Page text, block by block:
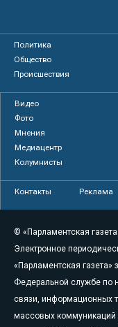
Политика
Общество
Происшествия
Видео
Фото
Мнения
Медиацентр
Колумнисты
Контакты Реклама
© «Парламентская
Электронное
«Парламентская газета»
Федеральной службе по
связи, информационных
массовых коммуникаций